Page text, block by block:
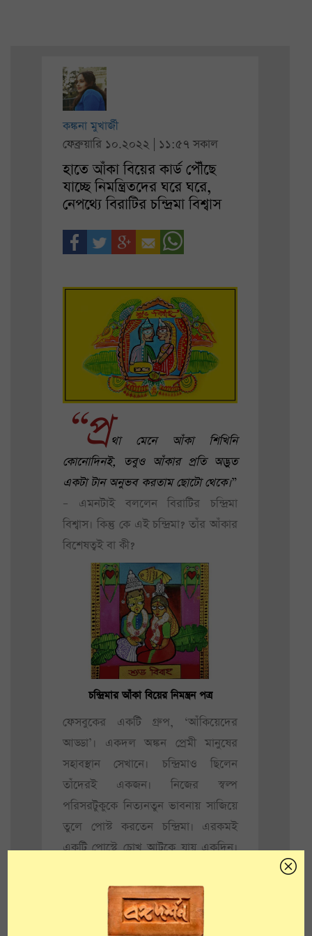
কঙ্কনা মুখার্জী
ফেব্রুয়ারি ১০.২০২২ | ১১:৫৭ সকাল
হাতে আঁকা বিয়ের কার্ড পৌঁছে
যাচ্ছে নিমন্ত্রিতদের ঘরে ঘরে,
নেপথ্যে বিরাটির চন্দ্রিমা বিশ্বাস
“প্রথা মেনে আঁকা শিখিনি
কোনোদিনই, তবুও আঁকার প্রতি অদ্ভুত
একটা টান অনুভব করতাম ছোটো থেকে।”
– এমনটাই বললেন বিরাটির চন্দ্রিমা
বিশ্বাস। কিন্তু কে এই চন্দ্রিমা? তাঁর আঁকার
বিশেষত্বই বা কী?
চন্দ্রিমার আঁকা বিয়ের নিমন্ত্রন পত্র
ফেসবুকের একটি গ্রুপ, ‘আঁকিয়েদের
আড্ডা’। একদল অঙ্কন প্রেমী মানুষের
সহাবস্থান সেখানে। চন্দ্রিমাও ছিলেন
তাঁদেরই একজন। নিজের স্বল্প
পরিসরটুকুকে নিত্যনতুন ভাবনায় সাজিয়ে
তুলে পোস্ট করতেন চন্দ্রিমা। এরকমই
একটি পোস্টে চোখ আটকে যায় একদিন।
বানাতে চাইলে অবশ্যই যোগাযোগ
দেখেই খানিক অবাক হতে হয়।
এতদিন বিয়েরকার্ডবলতে আমরা